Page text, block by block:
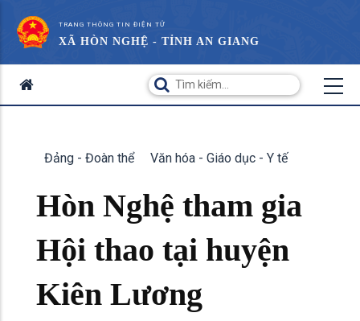
TRANG THÔNG TIN ĐIỆN TỬ
XÃ HÒN NGHỆ - TỈNH AN GIANG
Đảng - Đoàn thể Văn hóa - Giáo dục - Y tế
Hòn Nghệ tham gia
Hội thao tại huyện
Kiên Lương